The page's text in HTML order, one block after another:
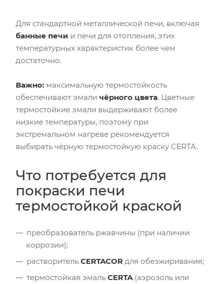
Для стандартной металлической печи, включая
банные печи и печи для отопления, этих
температурных характеристик более чем
достаточно.
Важно: максимальную термостойкость
обеспечивают эмали чёрного цвета. Цветные
термостойкие эмали выдерживают более
низкие температуры, поэтому при
экстремальном нагреве рекомендуется
выбирать чёрную термостойкую краску CERTA.
Что потребуется для
покраски печи
термостойкой краской
преобразователь ржавчины (при наличии
коррозии);
растворитель CERTACOR для обезжиривания;
термостойкая эмаль CERTA(аэрозоль или